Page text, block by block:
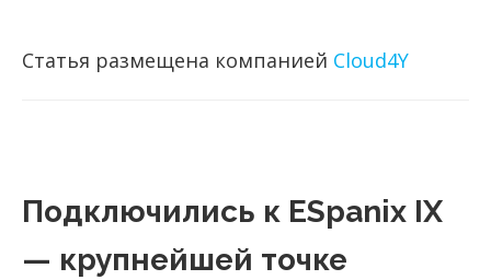
Статья размещена компанией Cloud4Y
Подключились к ESpanix IX
— крупнейшей точке